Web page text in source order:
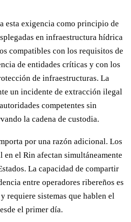
esta exigencia como principio de
en infraestructura hídrica
compatibles con los requisitos de
de entidades críticas y con los
de infraestructuras. La
un incidente de extracción ilegal
competentes sin
la cadena de custodia.
por una razón adicional. Los
en el Rin afectan simultáneamente
La capacidad de compartir
entre operadores ribereños es
requiere sistemas que hablen el
el primer día.